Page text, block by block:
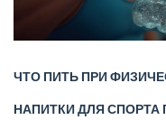
ЧТО ПИТЬ ПРИ
НАПИТКИ ДЛЯ СПОРТА